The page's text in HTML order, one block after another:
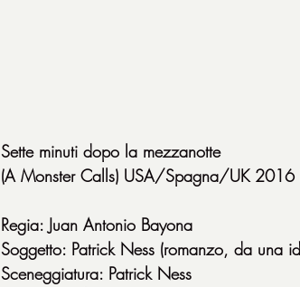
Sette minuti dopo la mezzanotte
(A Monster Calls) USA/Spagna/UK 2016
Regia: Juan Antonio Bayona
Soggetto: Patrick Ness (romanzo, da una
Sceneggiatura: Patrick Ness